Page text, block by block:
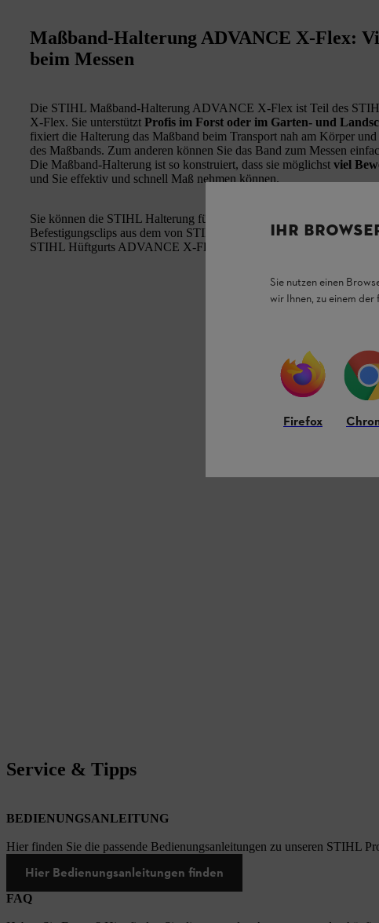
Maßband-Halterung ADVANCE X-Flex:
beim Messen
Die STIHL Maßband-Halterung ADVANCE X-Flex ist Teil des
X-Flex. Sie unterstützt Profis im Forst oder im Garten- und
fixiert die Halterung das Maßband beim Transport nah am Körper und
des Maßbands. Zum anderen können Sie das Band zum Messen
Die Maßband-Halterung ist so konstruiert, dass sie möglichst viel
und Sie effektiv und schnell Maß nehmen können.
Sie können die STIHL Halterung für ein Maßband ADVANCE X-
Befestigungsclips aus dem von STIHL entwickelten Clip-System
STIHL Hüftgurts ADVANCE X-Flex oder des STIHL Gürtels
Service & Tipps
BEDIENUNGSANLEITUNG
Hier finden Sie die passende Bedienungsanleitungen zu unseren STIHL
Hier Bedienungsanleitungen finden
FAQ
IHR
Sie nutzen einen
wir Ihnen, zu einem
Firefox